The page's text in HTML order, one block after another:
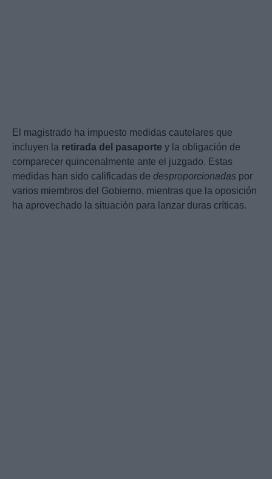
El magistrado ha impuesto medidas cautelares que
incluyen la retirada del pasaporte y la obligación de
comparecer quincenalmente ante el juzgado. Estas
medidas han sido calificadas de desproporcionadas por
varios miembros del Gobierno, mientras que la oposición
ha aprovechado la situación para lanzar duras críticas.